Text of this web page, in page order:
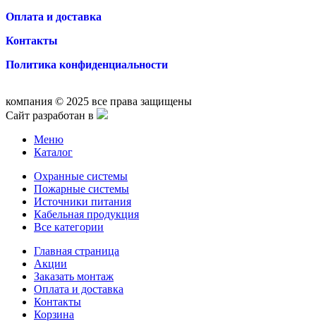
Оплата и доставка
Контакты
Политика конфиденциальности
компания © 2025 все права защищены
Сайт разработан в
Меню
Каталог
Охранные системы
Пожарные системы
Источники питания
Кабельная продукция
Все категории
Главная страница
Акции
Заказать монтаж
Оплата и доставка
Контакты
Корзина